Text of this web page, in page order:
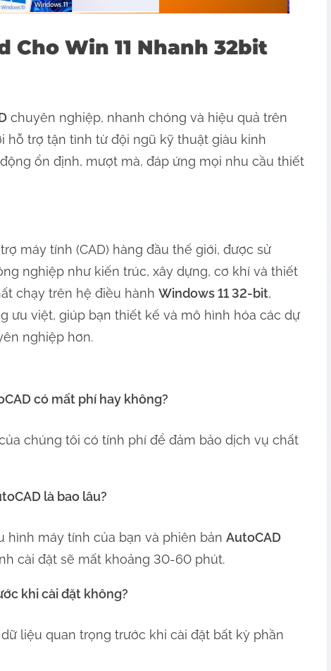
Cho Win 11 Nhanh 32bit
chuyên nghiệp, nhanh chóng và hiệu quả trên
hỗ trợ tận tình từ đội ngũ kỹ thuật giàu kinh
ổn định, mượt mà, đáp ứng mọi nhu cầu thiết
máy tính (CAD) hàng đầu thế giới, được sử
nghiệp như kiến trúc, xây dựng, cơ khí và thiết
chạy trên hệ điều hành Windows 11 32-bit,
ưu việt, giúp bạn thiết kế và mô hình hóa các dự
nghiệp hơn.
có mất phí hay không?
chúng tôi có tính phí để đảm bảo dịch vụ chất
là bao lâu?
hình máy tính của bạn và phiên bản AutoCAD
cài đặt sẽ mất khoảng 30-60 phút.
khi cài đặt không?
liệu quan trọng trước khi cài đặt bất kỳ phần